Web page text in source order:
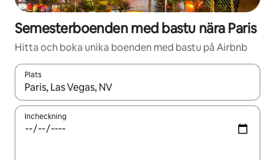
Semesterboenden med bastu nära Paris
Hitta och boka unika boenden med bastu på Airbnb
Plats
När resultaten är tillgängliga kan du navigera med upp- och
Incheckning